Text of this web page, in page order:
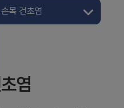
손목 건초염
염